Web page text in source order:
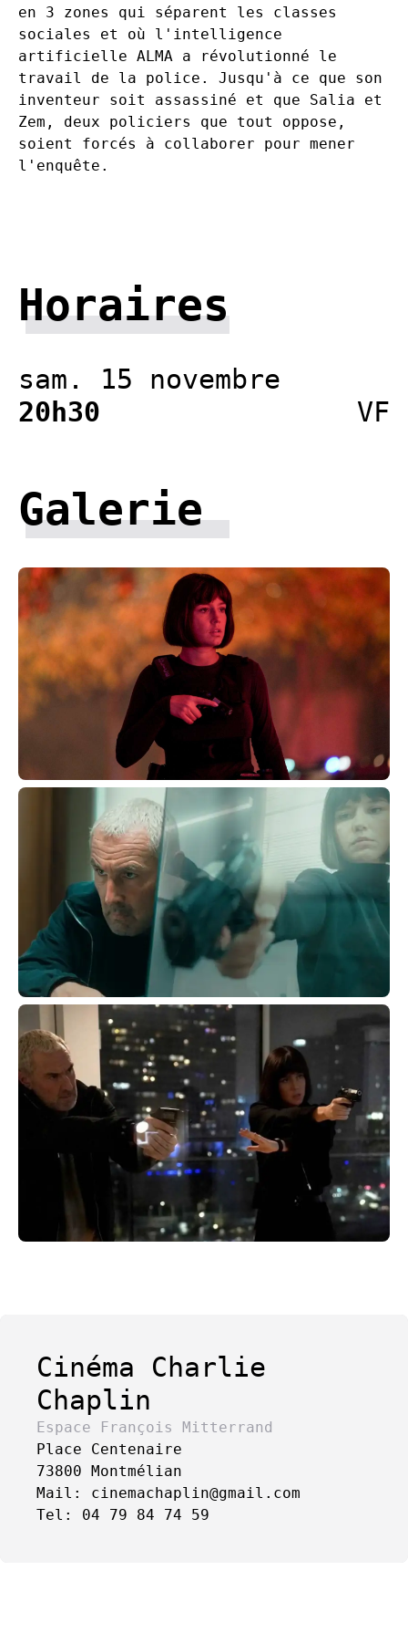
en 3 zones qui séparent les classes
sociales et où l'intelligence
artificielle ALMA a révolutionné le
travail de la police. Jusqu'à ce que son
inventeur soit assassiné et que Salia et
Zem, deux policiers que tout oppose,
soient forcés à collaborer pour mener
l'enquête.
Horaires
sam. 15 novembre
20h30
VF
Galerie
Cinéma Charlie
Chaplin
Espace François Mitterrand
Place Centenaire
73800 Montmélian
Mail: cinemachaplin@gmail.com
Tel: 04 79 84 74 59